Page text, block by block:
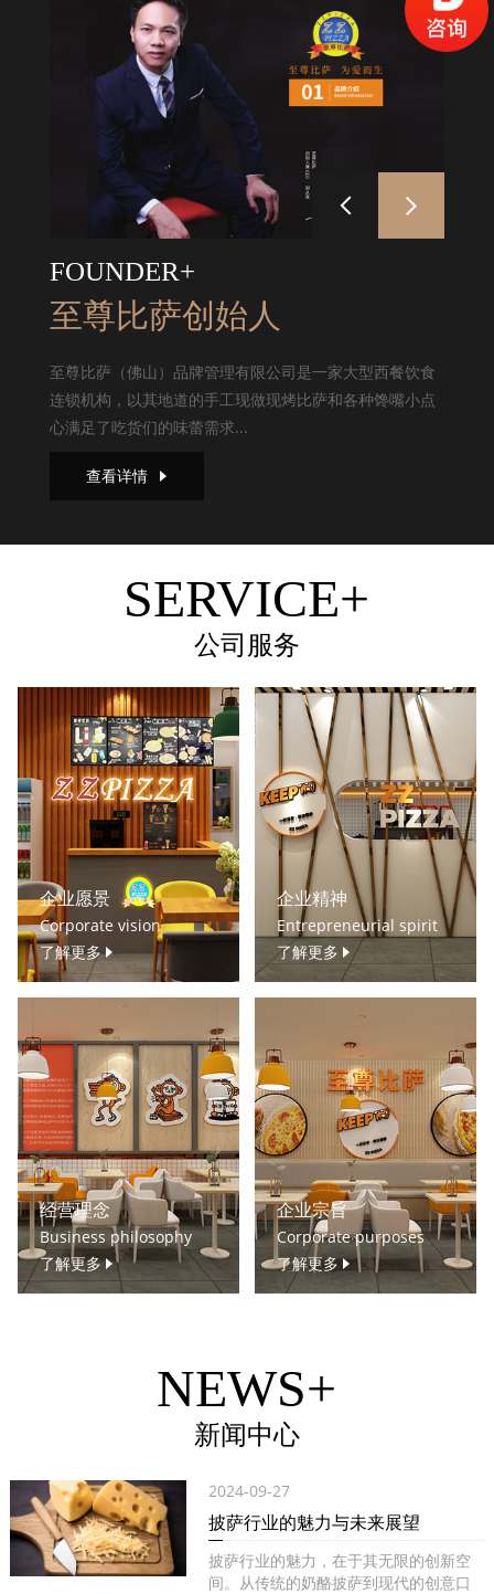
FOUNDER+
至尊比萨创始人
至尊比萨（佛山）品牌管理有限公司是一家大型西餐饮食
连锁机构，以其地道的手工现做现烤比萨和各种馋嘴小点
心满足了吃货们的味蕾需求...
查看详情
SERVICE+
公司服务
企业愿景
Corporate vision
了解更多
企业精神
Entrepreneurial spirit
了解更多
经营理念
Business philosophy
了解更多
企业宗旨
Corporate purposes
了解更多
NEWS+
新闻中心
2024-09-27
披萨行业的魅力与未来展望
披萨行业的魅力，在于其无限的创新空
间。从传统的奶酪披萨到现代的创意口